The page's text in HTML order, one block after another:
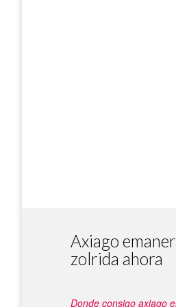
Axiago
zolrida ahora
Donde consigo axiago